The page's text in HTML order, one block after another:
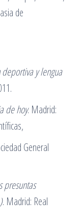
de
y lengua
de hoy. Madrid:
General
presuntas
. Madrid: Real